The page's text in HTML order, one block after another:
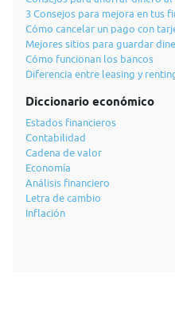
3 Consejos para mejora en tus
Cómo cancelar un pago con
Mejores sitios para guardar
Cómo funcionan los bancos
Diferencia entre leasing y
Diccionario económico
Estados financieros
Contabilidad
Cadena de valor
Economía
Análisis financiero
Letra de cambio
Inflación